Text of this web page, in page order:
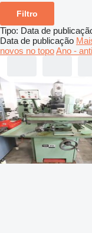
Filtro
Tipo: Data de
Data de publicação
novos no topoAno -